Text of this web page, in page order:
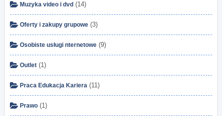
Muzyka video i dvd (14)
Oferty i zakupy grupowe (3)
Osobiste usługi nternetowe (9)
Outlet (1)
Praca Edukacja Kariera (11)
Prawo (1)